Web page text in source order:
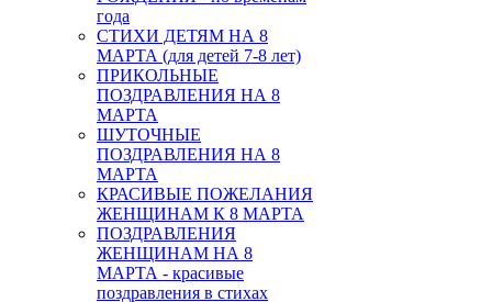
года
СТИХИ ДЕТЯМ НА 8
МАРТА (для детей 7-8 лет)
ПРИКОЛЬНЫЕ
ПОЗДРАВЛЕНИЯ НА 8
МАРТА
ШУТОЧНЫЕ
ПОЗДРАВЛЕНИЯ НА 8
МАРТА
КРАСИВЫЕ ПОЖЕЛАНИЯ
ЖЕНЩИНАМ К 8 МАРТА
ПОЗДРАВЛЕНИЯ
ЖЕНЩИНАМ НА 8
МАРТА - красивые
поздравления в стихах